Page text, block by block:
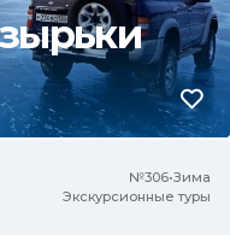
№306•Зима
Экскурсионные туры